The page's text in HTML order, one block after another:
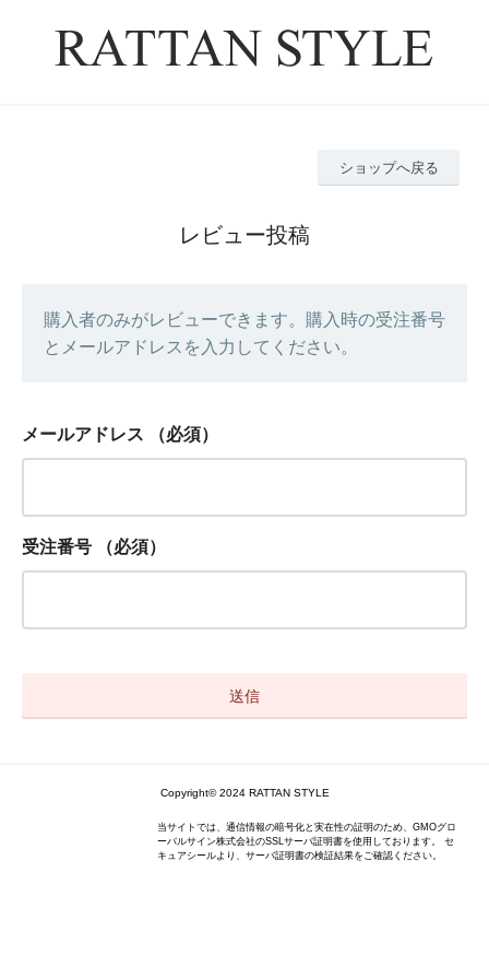
ショップへ戻る
レビュー投稿
購入者のみがレビューできます。購入時の受注番号
とメールアドレスを入力してください。
メールアドレス （必須）
受注番号 （必須）
Copyright© 2024 RATTAN STYLE
当サイトでは、通信情報の暗号化と実在性の証明のため、GMOグロ
ーバルサイン株式会社のSSLサーバ証明書を使用しております。 セ
キュアシールより、サーバ証明書の検証結果をご確認ください。